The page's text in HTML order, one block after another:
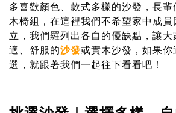
多喜歡顏色、款式多樣的沙發，長
木椅組，在這裡我們不希望家中成
立，我們羅列出各自的優缺點，讓
適、舒服的沙發或實木沙發，如果
選，就跟著我們一起往下看看吧！